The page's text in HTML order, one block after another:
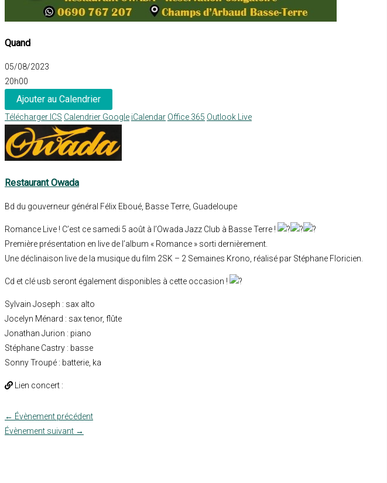
Quand
05/08/2023
20h00
Ajouter au Calendrier
Télécharger ICS Calendrier Google iCalendar Office 365 Outlook Live
Restaurant Owada
Bd du gouverneur général Félix Eboué, Basse Terre, Guadeloupe
Romance Live ! C’est ce samedi 5 août à l’Owada Jazz Club à Basse Terre !
Première présentation en live de l’album « Romance » sorti dernièrement.
Une déclinaison live de la musique du film 2SK – 2 Semaines Krono, réalisé par Stéphane Floricien.
Cd et clé usb seront également disponibles à cette occasion !
Sylvain Joseph : sax alto
Jocelyn Ménard : sax tenor, flûte
Jonathan Jurion : piano
Stéphane Castry : basse
Sonny Troupé : batterie, ka
Lien concert :
← Évènement précédent
Évènement suivant →